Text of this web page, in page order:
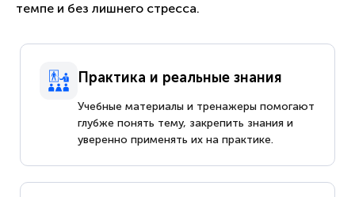
темпе и без лишнего стресса.
Практика и реальные знания
Учебные материалы и тренажеры помогают
глубже понять тему, закрепить знания и
уверенно применять их на практике.